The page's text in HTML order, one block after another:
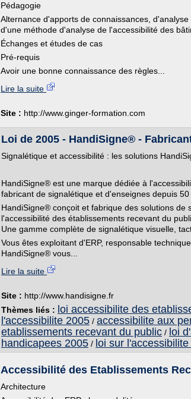
Pédagogie
Alternance d'apports de connaissances,
d'une méthode d'analyse de l'accessibilité des
Échanges et études de cas
Pré-requis
Avoir une bonne connaissance des règles...
Lire la suite
Site : http://www.ginger-formation.com
Loi de 2005 - HandiSigne® -
Signalétique et accessibilité : les solutions
HandiSigne® est une marque dédiée à
fabricant de signalétique et d'enseignes depuis 50
HandiSigne® conçoit et fabrique des solutions
l'accessibilité des établissements recevant du
Une gamme complète de signalétique visuelle,
Vous êtes exploitant d'ERP, responsable
HandiSigne® vous...
Lire la suite
Site : http://www.handisigne.fr
Thèmes liés : loi accessibilite des
l'accessibilite 2005 / accessibilite aux
etablissements recevant du public / loi
handicapees 2005 / loi sur
Accessibilité des Etablissements
Architecture